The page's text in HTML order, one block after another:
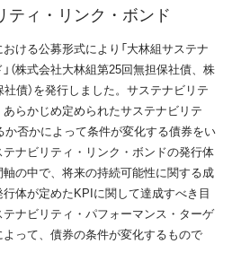
ティ・リンク・ボンド
ける公募形式により「大林組サステナ
（株式会社大林組第25回無担保社債、株
債）を発行しました。サステナビリテ
らかじめ定められたサステナビリテ
か否かによって条件が変化する債券をい
ナビリティ・リンク・ボンドの発行体
の中で、将来の持続可能性に関する成
体が定めたKPIに関して達成すべき目
ナビリティ・パフォーマンス・ターゲ
って、債券の条件が変化するもので